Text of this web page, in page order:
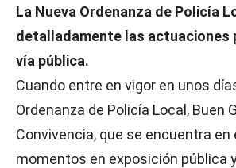
La Nueva Ordenanza de Policía
detalladamente las actuaciones
vía pública.
Cuando entre en vigor en unos
Ordenanza de Policía Local, Buen
Convivencia, que se encuentra en
momentos en exposición pública